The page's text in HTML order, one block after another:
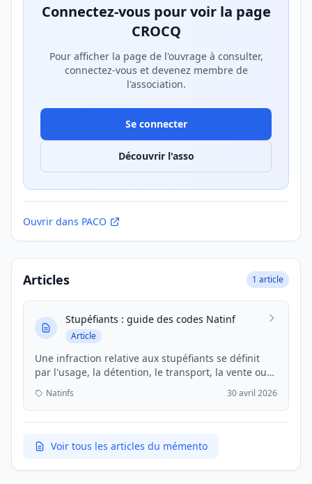
Connectez-vous pour voir la page
CROCQ
Pour afficher la page de l'ouvrage à consulter,
connectez-vous et devenez membre de
l'association.
Se connecter
Découvrir l'asso
Ouvrir dans PACO
Articles 1 article
Stupéfiants : guide des codes Natinf
Article
Une infraction relative aux stupéfiants se définit
par l'usage, la détention, le transport, la vente ou
la fabrication de substances ou plantes classées
comme vénéneuses dont l'usage est prohibé par la
loi en raison de leur toxicité ou du ris...
Natinfs 30 avril 2026
Voir tous les articles du mémento